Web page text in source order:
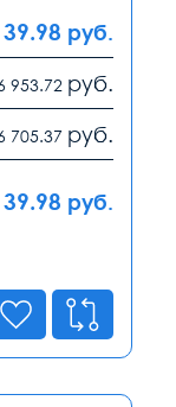
руб.
953.72 руб.
705.37 руб.
руб.